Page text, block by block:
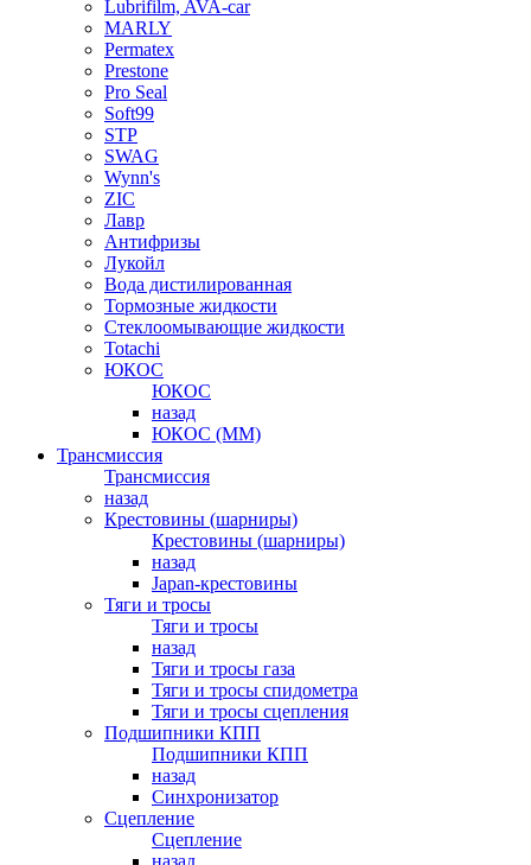
Lubrifilm, AVA-car
MARLY
Permatex
Prestone
Pro Seal
Soft99
STP
SWAG
Wynn's
ZIC
Лавр
Антифризы
Лукойл
Вода дистилированная
Тормозные жидкости
Стеклоомывающие жидкости
Totachi
ЮКОС
ЮКОС
назад
ЮКОС (ММ)
Трансмиссия
Трансмиссия
назад
Крестовины (шарниры)
Крестовины (шарниры)
назад
Japan-крестовины
Тяги и тросы
Тяги и тросы
назад
Тяги и тросы газа
Тяги и тросы спидометра
Тяги и тросы сцепления
Подшипники КПП
Подшипники КПП
назад
Синхронизатор
Сцепление
Сцепление
назад